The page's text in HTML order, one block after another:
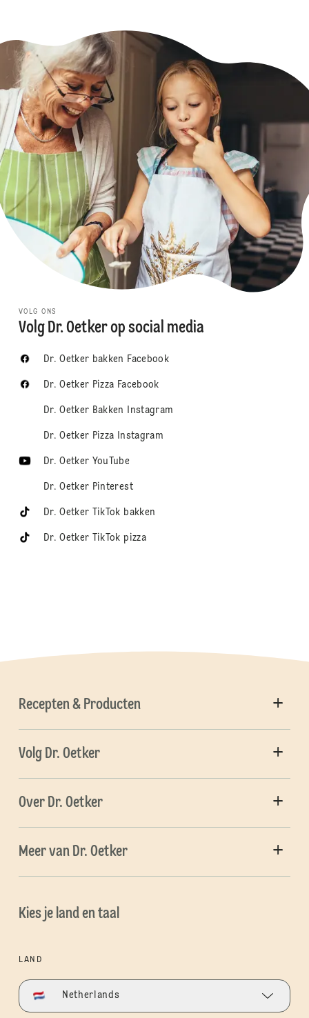
VOLG ONS
Volg Dr. Oetker op social media
Dr. Oetker bakken Facebook
Dr. Oetker Pizza Facebook
Dr. Oetker Bakken Instagram
Dr. Oetker Pizza Instagram
Dr. Oetker YouTube
Dr. Oetker Pinterest
Dr. Oetker TikTok bakken
Dr. Oetker TikTok pizza
Recepten & Producten
Volg Dr. Oetker
Over Dr. Oetker
Meer van Dr. Oetker
Kies je land en taal
LAND
Netherlands